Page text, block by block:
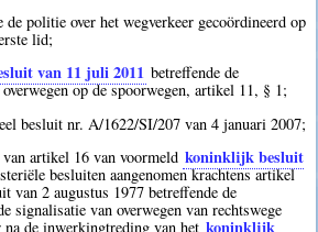
de politie over het wegverkeer gecoördineerd op
lid;
van 11 juli 2011 betreffende de
op de spoorwegen, artikel 11, § 1;
besluit nr. A/1622/SI/207 van 4 januari 2007;
artikel 16 van voormeld koninklijk besluit
besluiten aangenomen krachtens artikel
van 2 augustus 1977 betreffende de
signalisatie van overwegen van rechtswege
na de inwerkingtreding van het koninklijk